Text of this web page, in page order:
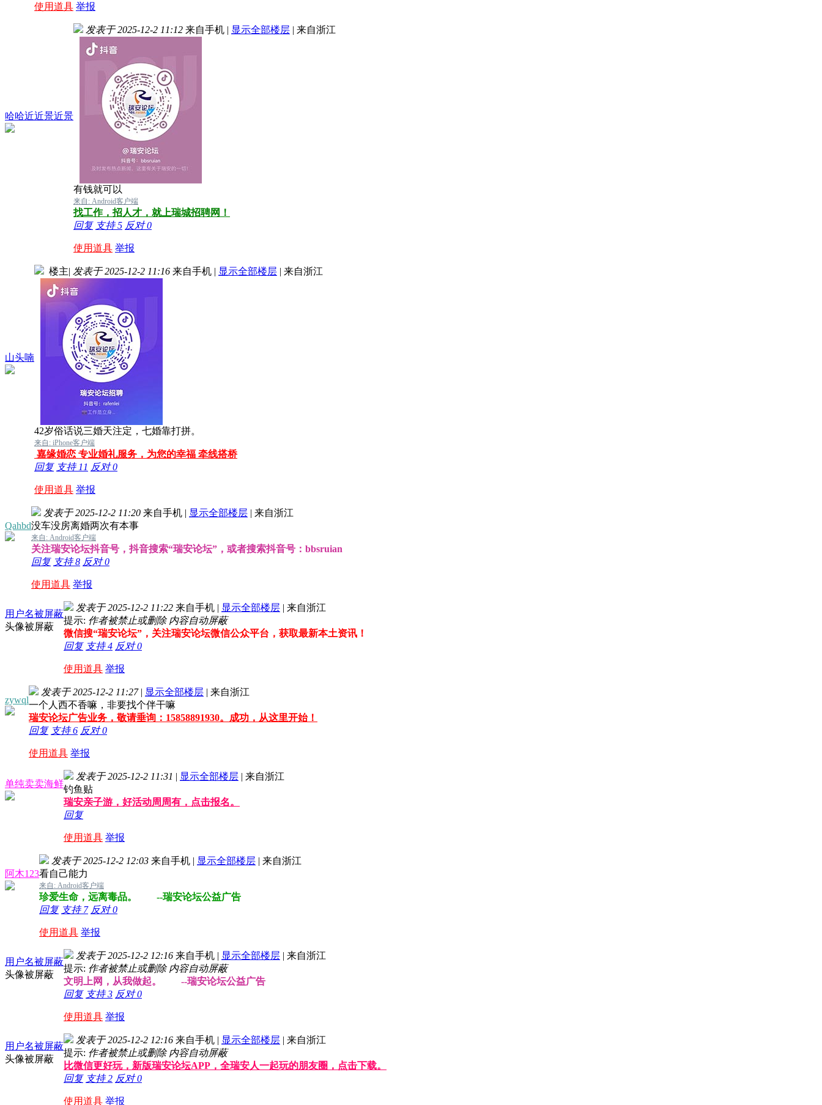
使用道具 举报
哈哈近近景近景
发表于 2025-12-2 11:12 来自手机 | 显示全部楼层 | 来自浙江
有钱就可以
来自: Android客户端
找工作，招人才，就上瑞城招聘网！
回复 支持5 反对0
使用道具 举报
山头喃
楼主| 发表于 2025-12-2 11:16 来自手机 | 显示全部楼层 | 来自浙江
42岁俗话说三婚天注定，七婚靠打拼。
来自: iPhone客户端
嘉缘婚恋 专业婚礼服务，为您的幸福 牵线搭桥
回复 支持 11 反对0
使用道具 举报
Qahbd
发表于 2025-12-2 11:20 来自手机 | 显示全部楼层 | 来自浙江
没车没房离婚两次有本事
来自: Android客户端
关注瑞安论坛抖音号，抖音搜索“瑞安论坛”，或者搜索抖音号：bbsruian
回复 支持8 反对0
使用道具 举报
用户名被屏蔽
头像被屏蔽
发表于 2025-12-2 11:22 来自手机 | 显示全部楼层 | 来自浙江
提示: 作者被禁止或删除 内容自动屏蔽
微信搜“瑞安论坛”，关注瑞安论坛微信公众平台，获取最新本土资讯！
回复 支持4 反对0
使用道具 举报
zywql
发表于 2025-12-2 11:27 | 显示全部楼层 | 来自浙江
一个人西不香嘛，非要找个伴干嘛
瑞安论坛广告业务，敬请垂询：15858891930。成功，从这里开始！
回复 支持6 反对0
使用道具 举报
单纯卖卖海鲜
发表于 2025-12-2 11:31 | 显示全部楼层 | 来自浙江
钓鱼贴
瑞安亲子游，好活动周周有，点击报名。
回复
使用道具 举报
阿木123
发表于 2025-12-2 12:03 来自手机 | 显示全部楼层 | 来自浙江
看自己能力
来自: Android客户端
珍爱生命，远离毒品。 --瑞安论坛公益广告
回复 支持7 反对0
使用道具 举报
用户名被屏蔽
头像被屏蔽
发表于 2025-12-2 12:16 来自手机 | 显示全部楼层 | 来自浙江
提示: 作者被禁止或删除 内容自动屏蔽
文明上网，从我做起。 --瑞安论坛公益广告
回复 支持3 反对0
使用道具 举报
用户名被屏蔽
头像被屏蔽
发表于 2025-12-2 12:16 来自手机 | 显示全部楼层 | 来自浙江
提示: 作者被禁止或删除 内容自动屏蔽
比微信更好玩，新版瑞安论坛APP，全瑞安人一起玩的朋友圈，点击下载。
回复 支持2 反对0
使用道具 举报